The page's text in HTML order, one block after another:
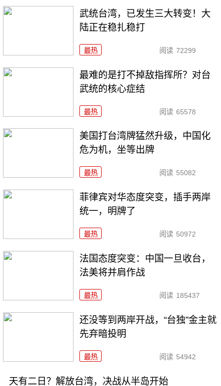
武统台湾，已发生三大转变！大
陆正在稳扎稳打
最热 阅读 72299
最难的是打不掉敌指挥所？对台
武统的核心症结
最热 阅读 65578
美国打台湾牌猛然升级，中国化
危为机，坐等出牌
最热 阅读 55082
菲律宾对华态度突变，插手两岸
统一，明牌了
最热 阅读 50972
法国态度突变：中国一旦收台，
法美将并肩作战
最热 阅读 185437
还没等到两岸开战，“台独”金主就
先弃暗投明
最热 阅读 54942
天有二日？解放台湾，决战从半岛开始